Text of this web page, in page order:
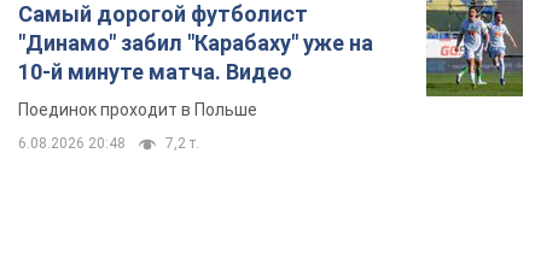
Самый дорогой футболист
"Динамо" забил "Карабаху" уже на
10-й минуте матча. Видео
Поединок проходит в Польше
6.08.2026 20:48 7,2 т.